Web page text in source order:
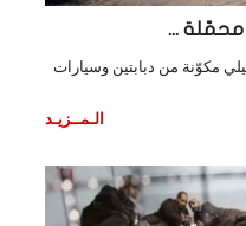
محمّلة ...
مكوّنة من دبابتين وسيارات
الـمــزيـد